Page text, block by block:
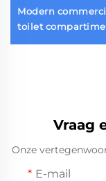
Modern
toilet
Vraag
Onze
E-mail